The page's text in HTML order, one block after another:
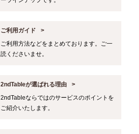
ご利用ガイド
ご利用方法などをまとめております。ご一
読くださいませ。
2ndTableが選ばれる理由
2ndTableならではのサービスのポイントを
ご紹介いたします。